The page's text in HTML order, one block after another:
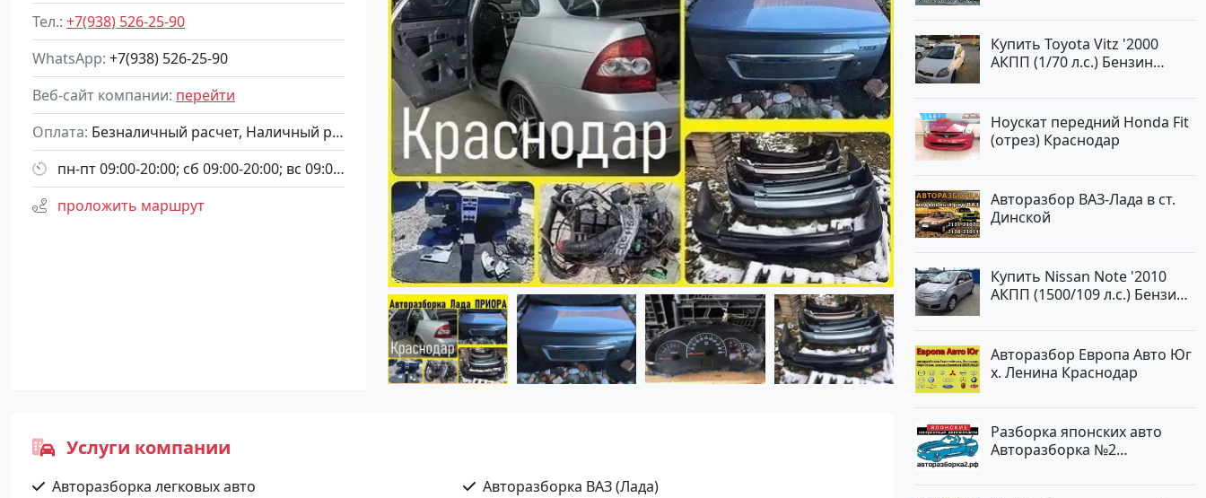
Тел. +7(938) 526-25-90
WhatsApp +7(938) 526-25-90
Веб-сайт компании перейти
Оплата
Безналичный расчет, Наличный расчет
пн-пт 09:00-20:00; сб 09:00-20:00; вс 09:00-20:00
проложить маршрут
Услуги компании
Авторазборка легковых авто
Авторазборка ВАЗ (Лада)
Купить Toyota Vitz '2000
АКПП (1/70 л.с.) Бензин
Белый Хетчбэк по цене
194000 рублей, объявление
№15521 на сайте
Авторынок23
Ноускат передний Honda Fit
(отрез) Краснодар
Авторазбор ВАЗ-Лада в ст.
Динской
Купить Nissan Note '2010
АКПП (1500/109 л.с.) Бензин
ЛАВАНДА Хетчбэк по цене
419000 рублей, объявление
№1457 на сайте
Авторынок23
Авторазбор Европа Авто Юг
х. Ленина Краснодар
Разборка японских авто
Авторазборка №2